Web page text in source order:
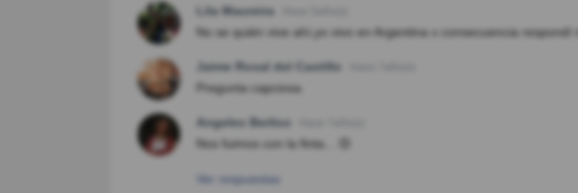
Lila Maureira
No se quién vive ahí,yo vivo en Argentina x consecuencia respondí
Jaime Rosal del Castillo
Pregunta capciosa.
Angeles Berlioz
Nos fuimos con la finta... 😣
Ver respuestas